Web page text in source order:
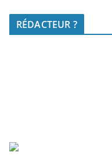
RÉDACTEUR ?